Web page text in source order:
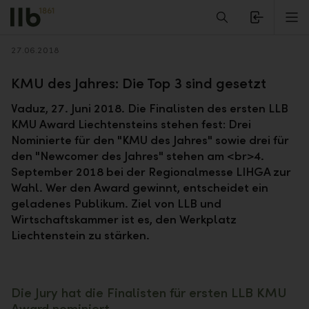
Alerts.Headline
Zurück
27.06.2018
KMU des Jahres: Die Top 3 sind gesetzt
Vaduz, 27. Juni 2018. Die Finalisten des ersten LLB
KMU Award Liechtensteins stehen fest: Drei
Nominierte für den "KMU des Jahres" sowie drei für
den "Newcomer des Jahres" stehen am <br>4.
September 2018 bei der Regionalmesse LIHGA zur
Wahl. Wer den Award gewinnt, entscheidet ein
geladenes Publikum. Ziel von LLB und
Wirtschaftskammer ist es, den Werkplatz
Liechtenstein zu stärken.
Die Jury hat die Finalisten für ersten LLB KMU